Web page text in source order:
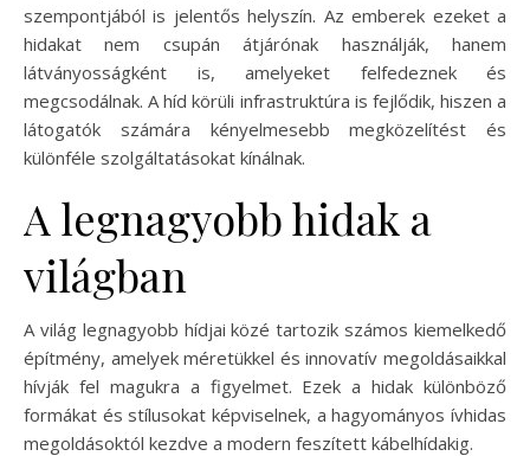
szempontjából is jelentős helyszín. Az emberek ezeket a
hidakat nem csupán átjárónak használják, hanem
látványosságként is, amelyeket felfedeznek és
megcsodálnak. A híd körüli infrastruktúra is fejlődik, hiszen a
látogatók számára kényelmesebb megközelítést és
különféle szolgáltatásokat kínálnak.
A legnagyobb hidak a
világban
A világ legnagyobb hídjai közé tartozik számos kiemelkedő
építmény, amelyek méretükkel és innovatív megoldásaikkal
hívják fel magukra a figyelmet. Ezek a hidak különböző
formákat és stílusokat képviselnek, a hagyományos ívhidas
megoldásoktól kezdve a modern feszített kábelhídakig.